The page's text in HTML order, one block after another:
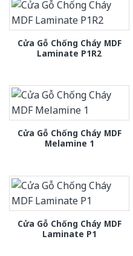
Cửa Gỗ Chống Cháy MDF
Laminate P1R2
Cửa Gỗ Chống Cháy MDF
Melamine 1
Cửa Gỗ Chống Cháy MDF
Laminate P1